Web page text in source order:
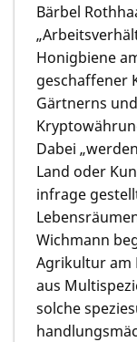
Bärbel
Honigbiene
geschaffener
Gärtnerns
Dabei
Land oder
infrage
Wichmann
Agrikultur am
aus
solche